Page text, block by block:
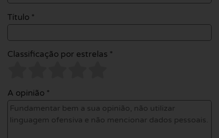
Título *
Classificação por estrelas *
A opinião *